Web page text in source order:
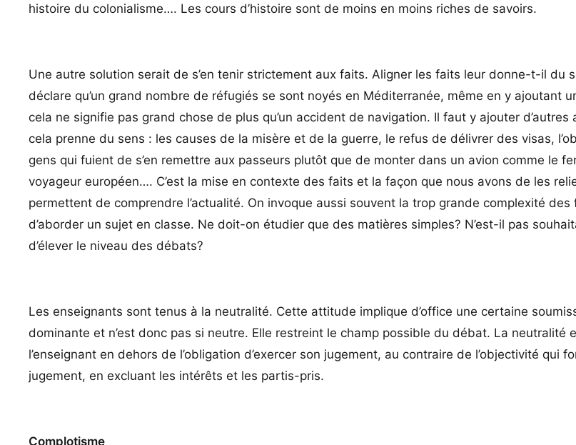
histoire du colonialisme…. Les cours d’histoire sont de moins en moins riches de savoirs.
Une autre solution serait de s’en tenir strictement aux faits. Aligner les faits leur donne-t-il du
déclare qu’un grand nombre de réfugiés se sont noyés en Méditerranée, même en y ajoutant
cela ne signifie pas grand chose de plus qu’un accident de navigation. Il faut y ajouter d’autres
cela prenne du sens : les causes de la misère et de la guerre, le refus de délivrer des visas,
gens qui fuient de s’en remettre aux passeurs plutôt que de monter dans un avion comme le
voyageur européen…. C’est la mise en contexte des faits et la façon que nous avons de les
permettent de comprendre l’actualité. On invoque aussi souvent la trop grande complexité
d’aborder un sujet en classe. Ne doit-on étudier que des matières simples? N’est-il pas
d’élever le niveau des débats?
Les enseignants sont tenus à la neutralité. Cette attitude implique d’office une certaine
dominante et n’est donc pas si neutre. Elle restreint le champ possible du débat. La neutralité
l’enseignant en dehors de l’obligation d’exercer son jugement, au contraire de l’objectivité qui
jugement, en excluant les intérêts et les partis-pris.
Complotisme